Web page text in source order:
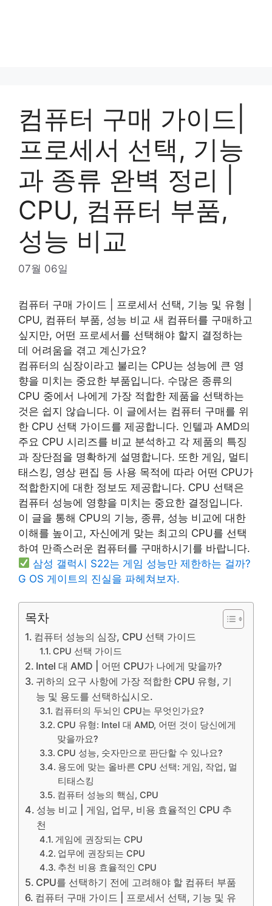
컴퓨터 구매 가이드|
프로세서 선택, 기능
과 종류 완벽 정리 |
CPU, 컴퓨터 부품,
성능 비교
07월 06일
컴퓨터 구매 가이드 | 프로세서 선택, 기능 및 유형 |
CPU, 컴퓨터 부품, 성능 비교 새 컴퓨터를 구매하고
싶지만, 어떤 프로세서를 선택해야 할지 결정하는
데 어려움을 겪고 계신가요?
컴퓨터의 심장이라고 불리는 CPU는 성능에 큰 영
향을 미치는 중요한 부품입니다. 수많은 종류의
CPU 중에서 나에게 가장 적합한 제품을 선택하는
것은 쉽지 않습니다. 이 글에서는 컴퓨터 구매를 위
한 CPU 선택 가이드를 제공합니다. 인텔과 AMD의
주요 CPU 시리즈를 비교 분석하고 각 제품의 특징
과 장단점을 명확하게 설명합니다. 또한 게임, 멀티
태스킹, 영상 편집 등 사용 목적에 따라 어떤 CPU가
적합한지에 대한 정보도 제공합니다. CPU 선택은
컴퓨터 성능에 영향을 미치는 중요한 결정입니다.
이 글을 통해 CPU의 기능, 종류, 성능 비교에 대한
이해를 높이고, 자신에게 맞는 최고의 CPU를 선택
하여 만족스러운 컴퓨터를 구매하시기를 바랍니다.
삼성 갤럭시 S22는 게임 성능만 제한하는 걸까?
G OS 게이트의 진실을 파헤쳐보자.
목차
컴퓨터 성능의 심장, CPU 선택 가이드
CPU 선택 가이드
Intel 대 AMD | 어떤 CPU가 나에게 맞을까?
귀하의 요구 사항에 가장 적합한 CPU 유형, 기
능 및 용도를 선택하십시오.
컴퓨터의 두뇌인 CPU는 무엇인가요?
CPU 유형: Intel 대 AMD, 어떤 것이 당신에게
맞을까요?
CPU 성능, 숫자만으로 판단할 수 있나요?
용도에 맞는 올바른 CPU 선택: 게임, 작업, 멀
티태스킹
컴퓨터 성능의 핵심, CPU
성능 비교 | 게임, 업무, 비용 효율적인 CPU 추
천
게임에 권장되는 CPU
업무에 권장되는 CPU
추천 비용 효율적인 CPU
CPU를 선택하기 전에 고려해야 할 컴퓨터 부품
컴퓨터 구매 가이드 | 프로세서 선택, 기능 및 유